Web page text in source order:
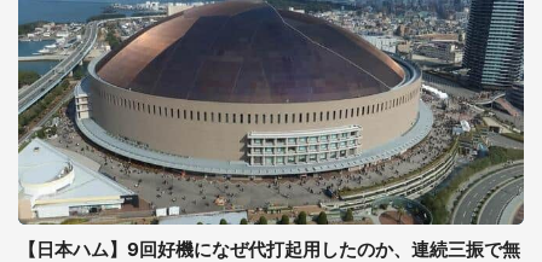
【日本ハム】9回好機になぜ代打起用したのか、連続三振で無